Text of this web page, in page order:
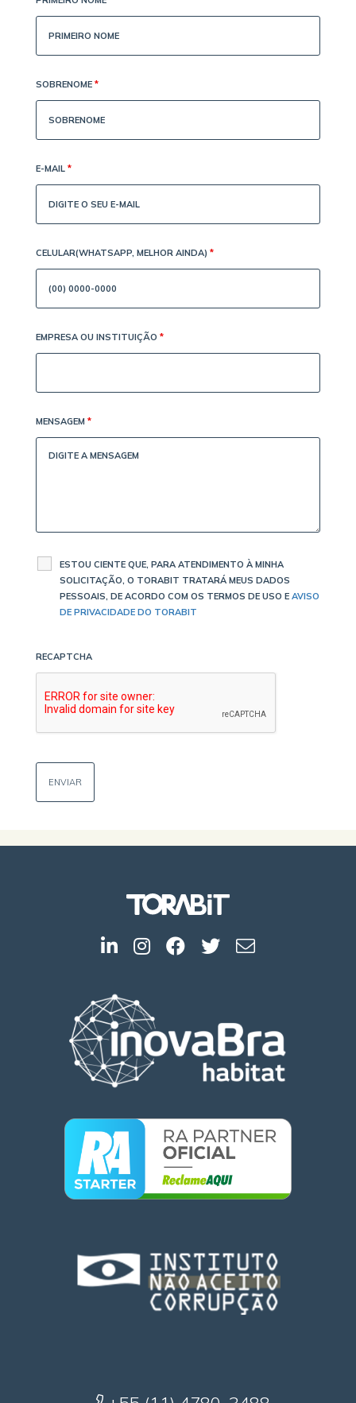
SOBRENOME *
E-MAIL *
CELULAR(WHATSAPP, MELHOR AINDA) *
EMPRESA OU INSTITUIÇÃO *
MENSAGEM *
ESTOU CIENTE QUE, PARA ATENDIMENTO À MINHA
SOLICITAÇÃO, O TORABIT TRATARÁ MEUS DADOS
PESSOAIS, DE ACORDO COM OS TERMOS DE USO E AVISO
DE PRIVACIDADE DO TORABIT
RECAPTCHA